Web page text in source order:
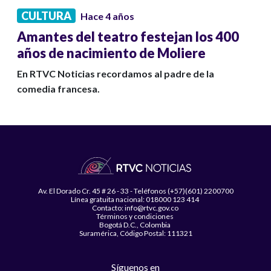
CULTURA Hace 4 años
Amantes del teatro festejan los 400
años de nacimiento de Moliere
En RTVC Noticias recordamos al padre de la
comedia francesa.
Av. El Dorado Cr. 45 # 26 - 33 - Teléfonos (+57)(601) 2200700
Línea gratuita nacional: 018000 123 414
Contacto: info@rtvc.gov.co
Términos y condiciones
Bogotá D.C., Colombia
Suramérica, Código Postal: 111321
Síguenos en